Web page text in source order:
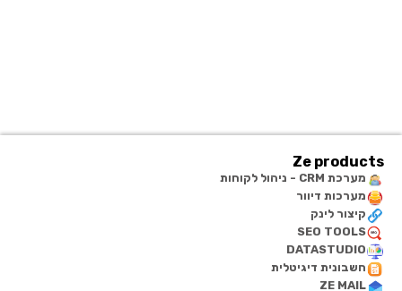
Ze products
מערכת CRM - ניהול לקוחות
מערכות דיוור
קיצור לינק
SEO TOOLS
DATASTUDIO
חשבונית דיגיטלית
ZE MAIL